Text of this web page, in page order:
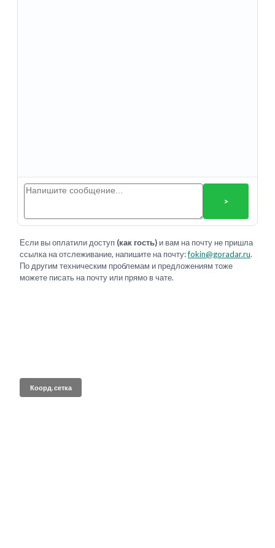
>
Если вы оплатили доступ (как гость) и вам на почту не пришла
ссылка на отслеживание, напишите на почту:fokin@goradar.ru.
По другим техническим проблемам и предложениям тоже
можете писать на почту или прямо в чате.
Коорд. сетка